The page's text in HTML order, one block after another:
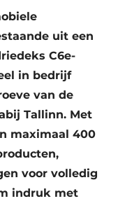
uit een
C6e-
in bedrijf
van de
Tallinn. Met
maximaal 400
voor volledig
indruk met